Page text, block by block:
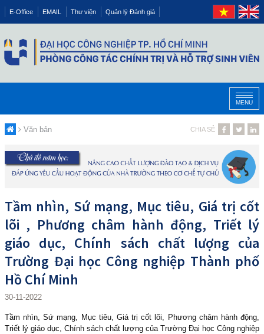
E-Office EMAIL Thư viện Quản lý Đánh giá
MENU
Văn bản CHIA SẺ
Tầm nhìn, Sứ mạng, Mục tiêu, Giá trị cốt
lõi , Phương châm hành động, Triết lý
giáo dục, Chính sách chất lượng của
Trường Đại học Công nghiệp Thành phố
Hồ Chí Minh
30-11-2022
Tầm nhìn, Sứ mạng, Mục tiêu, Giá trị cốt lõi, Phương châm hành động,
Triết lý giáo dục, Chính sách chất lượng của Trường Đại học Công nghiệp